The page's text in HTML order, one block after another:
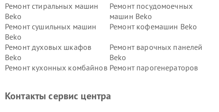
Ремонт стиральных машин
Beko
Ремонт посудомоечных
машин Beko
Ремонт сушильных машин
Beko
Ремонт кофемашин Beko
Ремонт духовых шкафов
Beko
Ремонт варочных панелей
Beko
Ремонт кухонных комбайнов Ремонт парогенераторов
Ремонт холодильников Beko Ремонт морозильных камер
Контакты сервис центра